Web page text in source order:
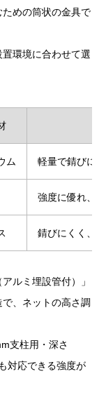
めの筒状の金具で
環境に合わせて選
ム 軽量で錆びに
強度に優れ、
錆びにくく、
ルミ埋設管付）」
、ネットの高さ調
支柱用・深さ
対応できる強度が